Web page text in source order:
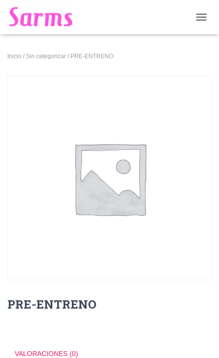
Inicio / Sin categorizar / PRE-ENTRENO
PRE-ENTRENO
VALORACIONES (0)